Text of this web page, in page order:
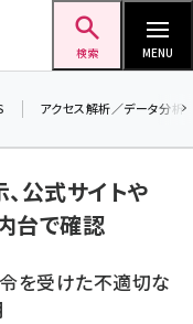
検索 MENU
アクセス解析／データ分析
公式サイトや
台で確認
を受けた不適切な
生成